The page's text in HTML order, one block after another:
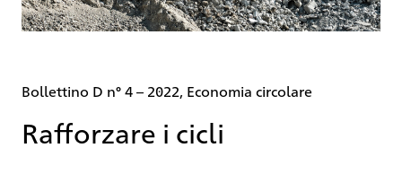
Bollettino D n° 4 – 2022, Economia circolare
Rafforzare i cicli